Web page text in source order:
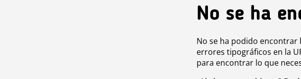
No se ha
No se ha podido encontrar
errores tipográficos en la
para encontrar lo que